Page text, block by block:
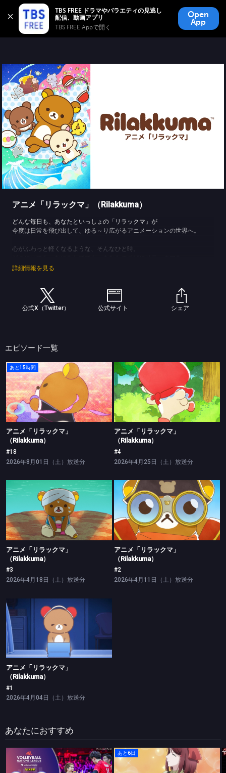
TBS FREE ドラマやバラエティの見逃し
TBS FREE Appで開く
Open
App
TBS FREE
無料見逃し配信
アニメ「リラックマ」（Rilakkuma）
どんな毎日も、あなたといっしょの「リラックマ」が
今度は日常を飛び出して、ゆる～り広がるアニメーションの世界へ。
心がふわっと軽くなるような、そんなひと時。
新たにうごきだす、わくわくの物語。
(C)SAN-X / チームリラックマ
詳細情報を見る
公式X（Twitter） 公式サイト シェア
エピソード一覧
あと15時間
アニメ「リラックマ」（Rilakkuma）
アニメ「リラックマ」
（Rilakkuma）
#18
2026年8月01日（土）放送分
アニメ「リラックマ」（Rilakkuma）
#4
アニメ「リラックマ」
（Rilakkuma）
#4
2026年4月25日（土）放送分
アニメ「リラックマ」（Rilakkuma）
#3
アニメ「リラックマ」
（Rilakkuma）
#3
2026年4月18日（土）放送分
アニメ「リラックマ」（Rilakkuma）
#2
アニメ「リラックマ」
（Rilakkuma）
#2
2026年4月11日（土）放送分
アニメ「リラックマ」（Rilakkuma）
#1
アニメ「リラックマ」
（Rilakkuma）
#1
2026年4月04日（土）放送分
あなたにおすすめ
あと6日